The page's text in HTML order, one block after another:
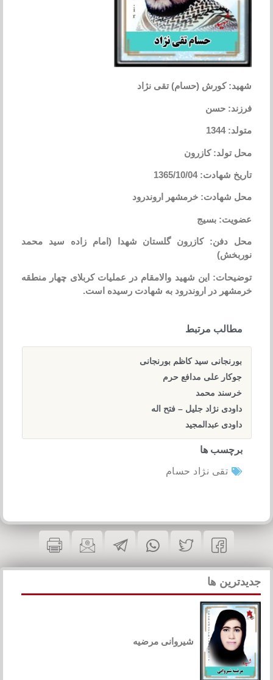
شهید: کورش (حسام) تقی نژاد
فرزند: حسن
متولد: 1344
محل تولد: کازرون
تاریخ شهادت: 1365/10/04
محل شهادت: خرمشهر اروندرود
عضویت: بسیج
محل دفن: کازرون گلستان شهدا (امام زاده سید محمد
نوربخش)
توضیحات: این شهید والامقام در عملیات کربلای چهار منطقه
خرمشهر در اروندرود به شهادت رسیده است.
مطالب مرتبط
بورنجانی سید کاظم بورنجانی
جوکار علی مدافع حرم
خرسند محمد
داودی نژاد جلیل – فتح اله
داودی عبدالمجید
برچسب ها
تقی نژاد حسام
جدیدترین ها
شیروانی مرضیه